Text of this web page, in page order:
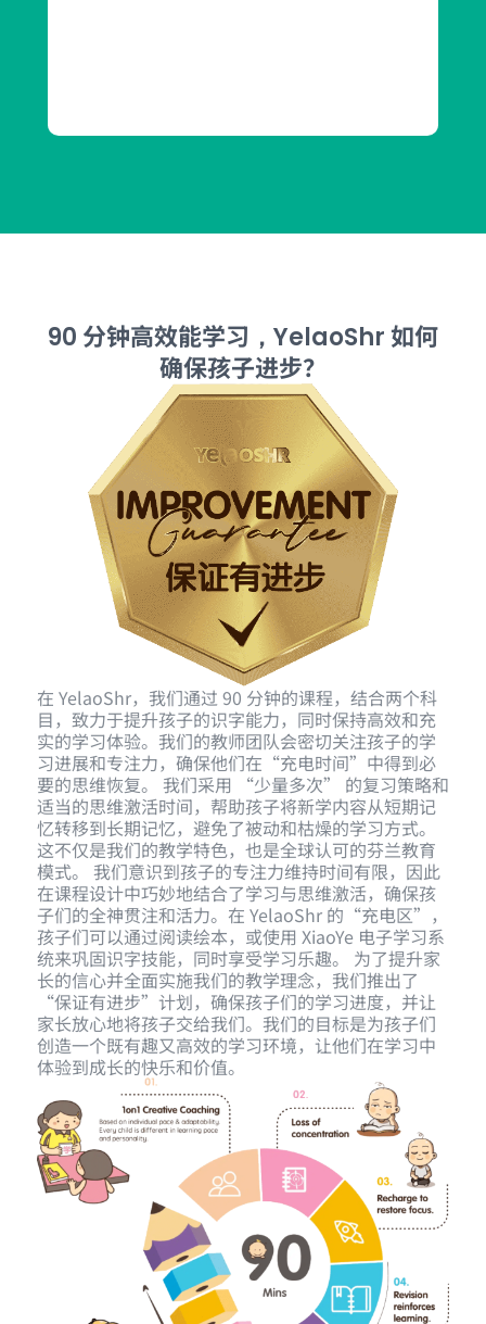
90 分钟高效能学习 ，YelaoShr如何
确保孩子进步？
在 YelaoShr，我们通过 90 分钟的课程，结合两个科
目，致力于提升孩子的识字能力，同时保持高效和充
实的学习体验。我们的教师团队会密切关注孩子的学
习进展和专注力，确保他们在“充电时间”中得到必
要的思维恢复。 我们采用 “少量多次” 的复习策略和
适当的思维激活时间，帮助孩子将新学内容从短期记
忆转移到长期记忆，避免了被动和枯燥的学习方式。
这不仅是我们的教学特色，也是全球认可的芬兰教育
模式。 我们意识到孩子的专注力维持时间有限，因此
在课程设计中巧妙地结合了学习与思维激活，确保孩
子们的全神贯注和活力。在 YelaoShr 的“充电区”，
孩子们可以通过阅读绘本，或使用 XiaoYe 电子学习系
统来巩固识字技能，同时享受学习乐趣。 为了提升家
长的信心并全面实施我们的教学理念，我们推出了
“保证有进步”计划，确保孩子们的学习进度，并让
家长放心地将孩子交给我们。我们的目标是为孩子们
创造一个既有趣又高效的学习环境，让他们在学习中
体验到成长的快乐和价值。